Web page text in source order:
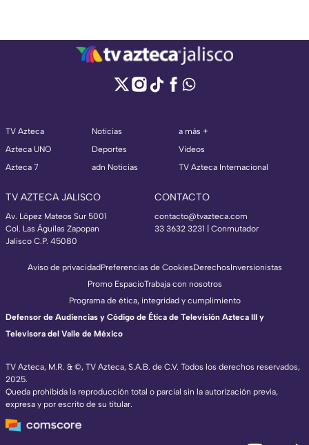
TV Azteca
Azteca UNO
Azteca 7
Noticias
Deportes
adn Noticias
a más +
Videos
TV Azteca Internacional
TV AZTECA JALISCO
Av. López Mateos Sur 5001
Col. Las Águilas Zapopan
Jalisco C.P. 45080
CONTACTO
contacto@tvazteca.com
33 3632 3231 | Conmutador
TV Azteca, M.R. & ©, TV Azteca, S.A.B. de C.V. Todos los derechos reservados,
2025.
Queda prohibida la reproducción total o parcial sin la autorización previa,
expresa y por escrito de su titular.
Aviso de privacidadPreferencias de CookiesDerechosInversionistas
Promo EspacioTrabaja con nosotros
Programa de ética, integridad y cumplimiento
Defensor de Audiencias y Código de Ética de Televisión Azteca III y
Televisora del Valle de México